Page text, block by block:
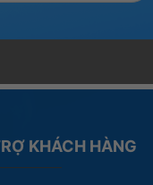
KHÁCH HÀNG